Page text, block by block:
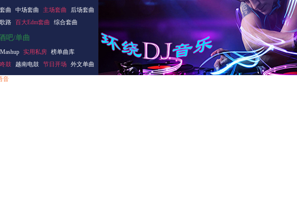
曲 中场套曲 主场套曲
后场套曲
路 百大Edm套曲 综合套曲
吧/单曲
实用私房 榜单曲库
鼓
越南电鼓 节日开场 外文单曲
音